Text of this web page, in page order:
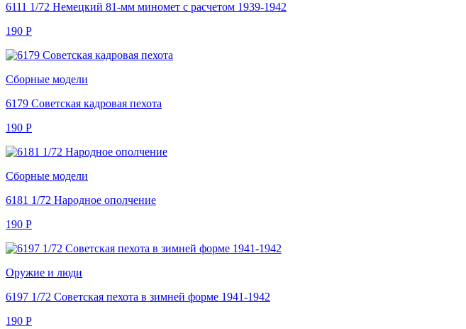
6111 1/72 Немецкий 81-мм миномет с расчетом 1939-1942
190 Р
Сборные модели
6179 Советская кадровая пехота
190 Р
Сборные модели
6181 1/72 Народное ополчение
190 Р
Оружие и люди
6197 1/72 Советская пехота в зимней форме 1941-1942
190 Р